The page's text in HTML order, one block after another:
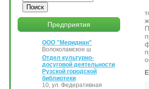
Предприятия
ООО "Меридиан"
Волоколамское ш
Отдел культурно-
досуговой деятельности
Рузской городской
библиотеки
10, ул. Федеративная